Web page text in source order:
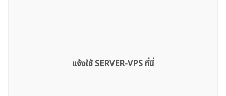
แจ้งใช้ SERVER-VPS ที่นี่